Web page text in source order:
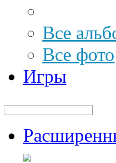
Все
Все фото
Игры